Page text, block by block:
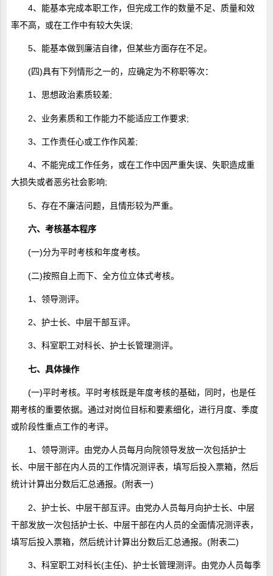
4、能基本完成本职工作，但完成工作的数量不足、质量和效
率不高，或在工作中有较大失误;
5、能基本做到廉洁自律，但某些方面存在不足。
(四)具有下列情形之一的，应确定为不称职等次：
1、思想政治素质较差;
2、业务素质和工作能力不能适应工作要求;
3、工作责任心或工作作风差;
4、不能完成工作任务，或在工作中因严重失误、失职造成重
大损失或者恶劣社会影响;
5、存在不廉洁问题，且情形较为严重。
六、考核基本程序
(一)分为平时考核和年度考核。
(二)按照自上而下、全方位立体式考核。
1、领导测评。
2、护士长、中层干部互评。
3、科室职工对科长、护士长管理测评。
七、具体操作
(一)平时考核。平时考核既是年度考核的基础，同时，也是任
期考核的重要依据。通过对岗位目标和要素细化，进行月度、季度
或阶段性重点工作的考评。
1、领导测评。由党办人员每月向院领导发放一次包括护士
长、中层干部在内人员的工作情况测评表，填写后投入票箱，然后
统计计算出分数后汇总通报。(附表一)
2、护士长、中层干部互评。由党办人员每月向护士长、中层
干部发放一次包括护士长、中层干部在内人员的全面情况测评表，
填写后投入票箱，然后统计计算出分数后汇总通报。(附表二)
3、科室职工对科长(主任)、护士长管理测评。由党办人员每季